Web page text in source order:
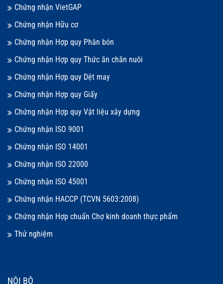
Chứng nhận VietGAP
Chứng nhận Hữu cơ
Chứng nhận Hợp quy Phân bón
Chứng nhận Hợp quy Thức ăn chăn nuôi
Chứng nhận Hợp quy Dệt may
Chứng nhận Hợp quy Giấy
Chứng nhận Hợp quy Vật liệu xây dựng
Chứng nhận ISO 9001
Chứng nhận ISO 14001
Chứng nhận ISO 22000
Chứng nhận ISO 45001
Chứng nhận HACCP (TCVN 5603:2008)
Chứng nhận Hợp chuẩn Chợ kinh doanh thực phẩm
Thử nghiệm
NỘI BỘ